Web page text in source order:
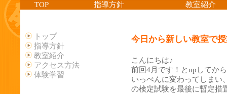
TOP 指導方針 教室紹介
トップ
指導方針
教室紹介
アクセス方法
体験学習
今日から新しい教室で
こんにちは♪
前回4月です！とupしてか
いっぺんに変わってしまい
の検定試験を最後に暫定措